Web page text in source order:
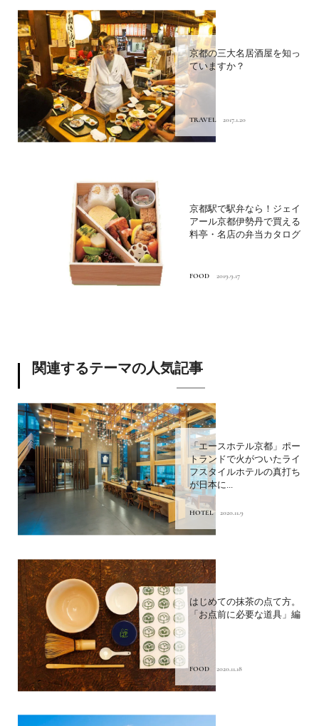
京都の三大名居酒屋を知っ
ていますか？
TRAVEL 2017.1.20
京都駅で駅弁なら！ジェイ
アール京都伊勢丹で買える
料亭・名店の弁当カタログ
FOOD 2019.9.17
関連するテーマの人気記事
「エースホテル京都」ポー
トランドで火がついたライ
フスタイルホテルの真打ち
が日本に...
HOTEL 2020.11.9
はじめての抹茶の点て方。
「お点前に必要な道具」編
FOOD 2020.11.18